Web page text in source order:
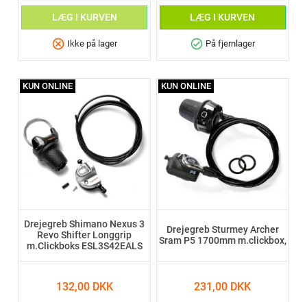
LÆG I KURVEN
cancel Ikke på lager
LÆG I KURVEN
check_circle På fjernlager
Drejegreb Shimano Nexus 3
Revo Shifter Longgrip
m.Clickboks ESL3S42EALS
132,00 DKK
KUN ONLINE
Drejegreb Sturmey Archer
Sram P5 1700mm m.clickbox,
231,00 DKK
KUN ONLINE